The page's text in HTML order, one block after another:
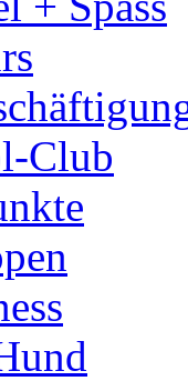
Club